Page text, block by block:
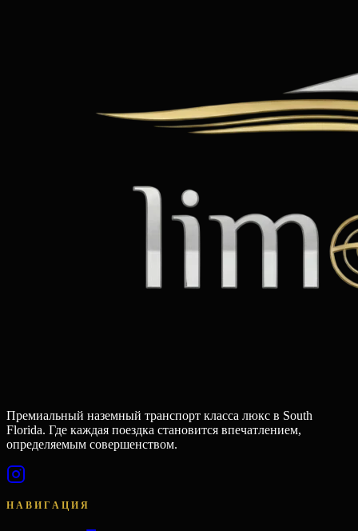
Премиальный наземный транспорт класса люкс в South
Florida. Где каждая поездка становится впечатлением,
определяемым совершенством.
НАВИГАЦИЯ